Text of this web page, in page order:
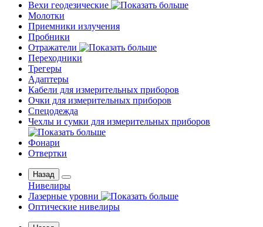
Вехи геодезические
Молотки
Приемники излучения
Пробники
Отражатели
Переходники
Трегеры
Адаптеры
Кабели для измерительных приборов
Очки для измерительных приборов
Спецодежда
Чехлы и сумки для измерительных приборов
Фонари
Отвертки
Назад
Нивелиры
Лазерные уровни
Оптические нивелиры